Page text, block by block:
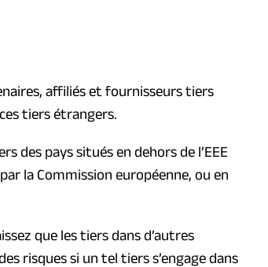
affiliés et fournisseurs tiers
tiers étrangers.
des pays situés en dehors de l’EEE
la Commission européenne, ou en
que les tiers dans d’autres
risques si un tel tiers s’engage dans